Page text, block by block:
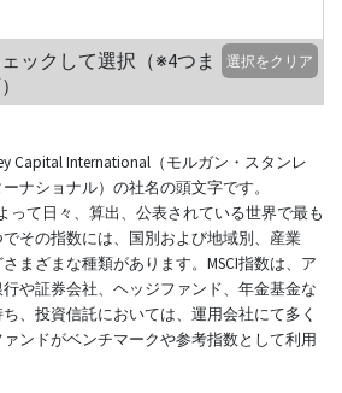
ックして選択（※4つま
選択をクリア
Capital International（モルガン・スタンレ
ナショナル）の社名の頭文字です。
って日々、算出、公表されている世界で最も
その指数には、国別および地域別、産業
まざまな種類があります。MSCI指数は、ア
や証券会社、ヘッジファンド、年金基金な
、投資信託においては、運用会社にて多く
ンドがベンチマークや参考指数として利用